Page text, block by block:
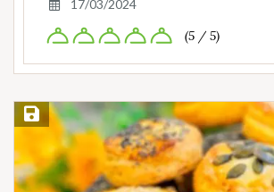
17/03/2024
(5 / 5)
Save Recipe